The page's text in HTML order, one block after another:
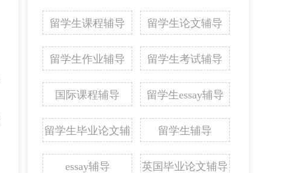
留学生课程辅导 留学生论文辅导
留学生作业辅导 留学生考试辅导
国际课程辅导 留学生essay辅导
留学生毕业论文辅
导
留学生辅导
essay辅导 英国毕业论文辅导